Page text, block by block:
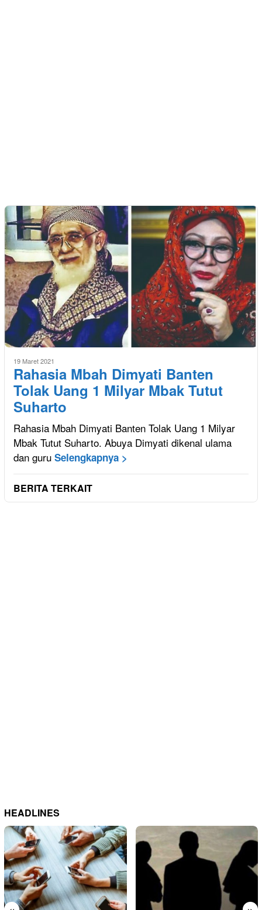
19 Maret 2021
Rahasia Mbah Dimyati Banten
Tolak Uang 1 Milyar Mbak Tutut
Suharto
Rahasia Mbah Dimyati Banten Tolak Uang 1 Milyar
Mbak Tutut Suharto. Abuya Dimyati dikenal ulama
dan guru Selengkapnya >
BERITA TERKAIT
HEADLINES